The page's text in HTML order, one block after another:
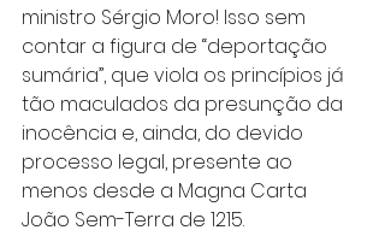
ministro Sérgio Moro! Isso sem
contar a figura de “deportação
sumária”, que viola os princípios já
tão maculados da presunção da
inocência e, ainda, do devido
processo legal, presente ao
menos desde a Magna Carta
João Sem-Terra de 1215.